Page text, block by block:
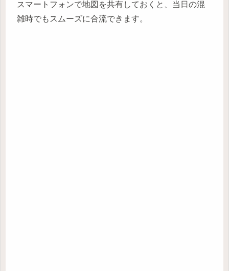
スマートフォンで地図を共有しておくと、当日の混
雑時でもスムーズに合流できます。